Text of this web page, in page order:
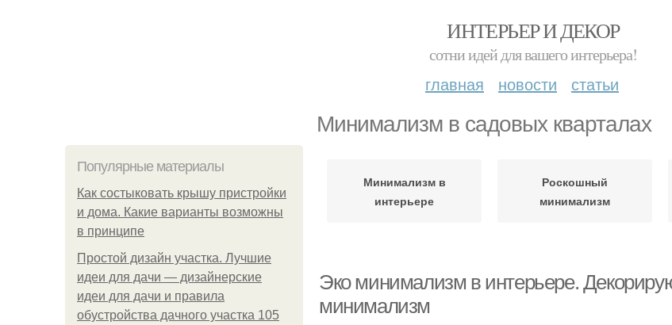
ИНТЕРЬЕР И ДЕКОР
сотни идей для вашего интерьера!
главная новости статьи
Минимализм в садовых кварталах
Популярные материалы
Как состыковать крышу пристройки
и дома. Какие варианты возможны
в принципе
Простой дизайн участка. Лучшие
идеи для дачи — дизайнерские
идеи для дачи и правила
обустройства дачного участка 105
Минимализм в
интерьере
Роскошный
минимализм
Эко минимализм в интерьере.
минимализм